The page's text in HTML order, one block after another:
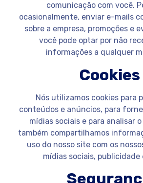
comunicação com você.
ocasionalmente, enviar e-mails
sobre a empresa, promoções e
você pode optar por não
informações a qualquer
Cookies
Nós utilizamos cookies para
conteúdos e anúncios, para
mídias sociais e para analisar
também compartilhamos
uso do nosso site com os
mídias sociais, publicidade